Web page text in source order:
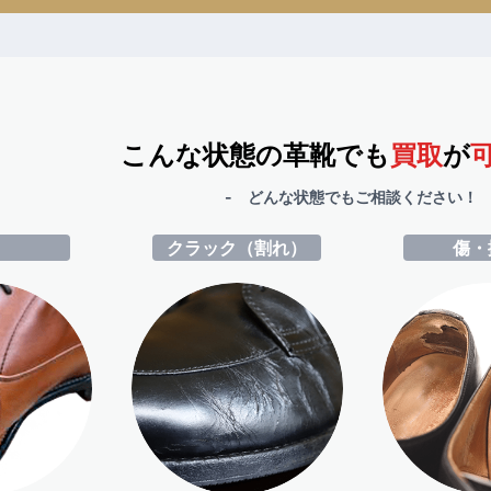
こんな状態の革靴でも買取が
- どんな状態でもご相談ください
クラック（割れ） 傷